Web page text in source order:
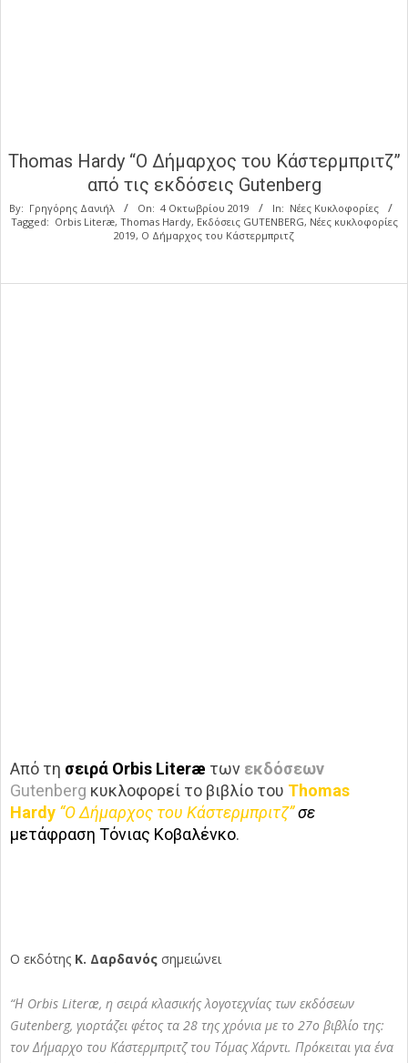
Thomas Hardy “Ο Δήμαρχος του Κάστερμπριτζ”
από τις εκδόσεις Gutenberg
By: Γρηγόρης Δανιήλ On: 4 Οκτωβρίου 2019 In: Νέες Κυκλοφορίες
Tagged: Orbis Literæ, Thomas Hardy, Εκδόσεις GUTENBERG, Νέες κυκλοφορίες
2019, Ο Δήμαρχος του Κάστερμπριτζ
Από τη σειρά Orbis Literæ των εκδόσεων
Gutenberg κυκλοφορεί το βιβλίο του Thomas
Hardy “Ο Δήμαρχος του Κάστερμπριτζ”σε
μετάφραση Τόνιας Κοβαλένκο.
Ο εκδότης Κ. Δαρδανός σημειώνει
“Η Orbis Literæ, η σειρά κλασικής λογοτεχνίας των εκδόσεων
Gutenberg, γιορτάζει φέτος τα 28 της χρόνια με το 27ο βιβλίο της:
τον Δήμαρχο του Κάστερμπριτζ του Τόμας Χάρντι. Πρόκειται για ένα